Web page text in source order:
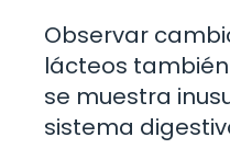
Observar
lácteos
se muestra
sistema